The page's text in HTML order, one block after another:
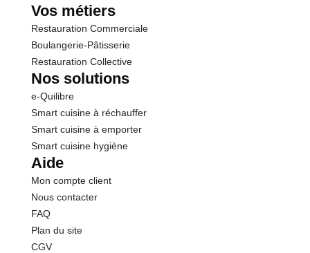
Vos métiers
Restauration Commerciale
Boulangerie-Pâtisserie
Restauration Collective
Nos solutions
e-Quilibre
Smart cuisine à réchauffer
Smart cuisine à emporter
Smart cuisine hygiène
Aide
Mon compte client
Nous contacter
FAQ
Plan du site
CGV